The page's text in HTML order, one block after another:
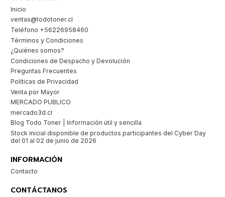
Inicio
ventas@todotoner.cl
Teléfono +56226958460
Términos y Condiciones
¿Quiénes somos?
Condiciones de Despacho y Devolución
Preguntas Frecuentes
Políticas de Privacidad
Venta por Mayor
MERCADO PUBLICO
mercado3d.cl
Blog Todo Toner | Información útil y sencilla
Stock inicial disponible de productos participantes del Cyber Day
del 01 al 02 de junio de 2026
INFORMACIÓN
Contacto
CONTÁCTANOS